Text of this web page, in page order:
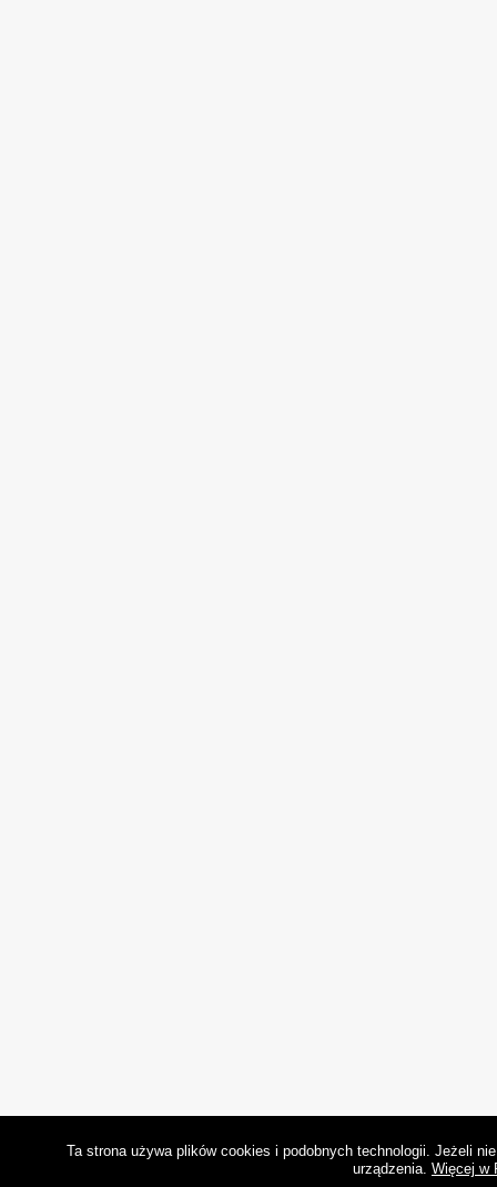
Ta strona używa plików cookies i podobnych technologii. Jeżeli
urządzenia. Więcej w